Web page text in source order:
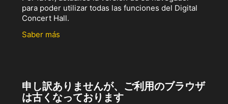
para poder utilizar todas las funciones del Digital
Concert Hall.
Saber más
申し訳ありませんが、ご利用のブラウザ
は古くなっております